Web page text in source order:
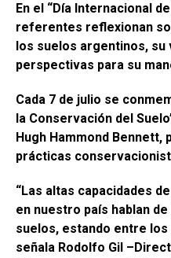
ce
b
o
o
k
at
s
A
p
p
ke
dI
n
En el “Día Internacional
referentes reflexionan
los suelos argentinos, su
perspectivas para su
Cada 7 de julio se
la Conservación del
Hugh Hammond Bennett,
prácticas
“Las altas capacidades
en nuestro país hablan
suelos, estando entre los
señala Rodolfo Gil